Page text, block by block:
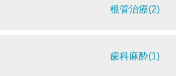
根管治療(2)
歯科麻酔(1)